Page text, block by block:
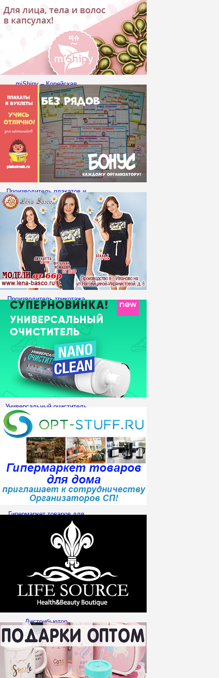
miShipy – Корейская
косметика для лица/тела/
волос в капсулах!
Производитель плакатов и
буклетов для
ШКОЛЬНИКОВ и
ДОШКОЛЬНИКОВ
@plakatmsk
Производитель трикотажа
"Lena Basco" приглашает к
Универсальный очиститель
NanoClean ищет
Организаторов СП
Гипермаркет товаров для
дома OPT-STUFF.RU
Дистрибьютор
французской компании
Pierre Fabre